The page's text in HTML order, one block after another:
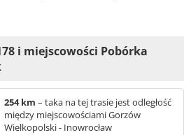
i miejscowości Pobórka
254 km – taka na tej trasie jest odległość
między miejscowościami Gorzów
Wielkopolski - Inowrocław